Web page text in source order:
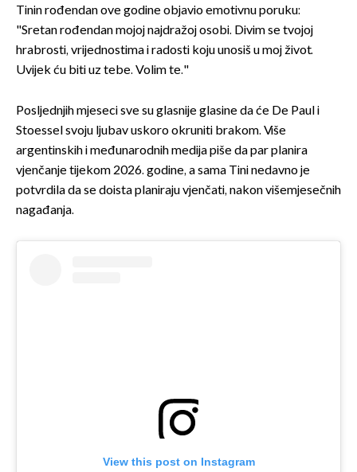
Tinin rođendan ove godine objavio emotivnu poruku:
"Sretan rođendan mojoj najdražoj osobi. Divim se tvojoj
hrabrosti, vrijednostima i radosti koju unosiš u moj život.
Uvijek ću biti uz tebe. Volim te."
Posljednjih mjeseci sve su glasnije glasine da će De Paul i
Stoessel svoju ljubav uskoro okruniti brakom. Više
argentinskih i međunarodnih medija piše da par planira
vjenčanje tijekom 2026. godine, a sama Tini nedavno je
potvrdila da se doista planiraju vjenčati, nakon višemjesečnih
nagađanja.
View this post on Instagram